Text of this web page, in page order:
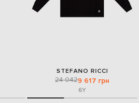
STEFANO RICCI
24 0429 617 грн
6Y